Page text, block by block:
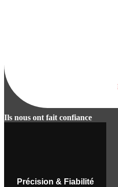
Ils nous ont fait confiance
Précision & Fiabilité